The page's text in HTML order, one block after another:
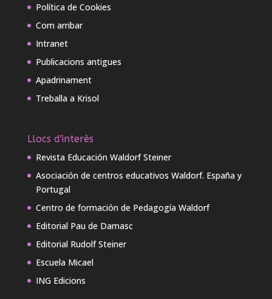
Política de Cookies
Com arribar
Intranet
Publicacions antigues
Apadrinament
Treballa a Krisol
Llocs d'interès
Revista Educación Waldorf Steiner
Asociación de centros educativos Waldorf. España y
Portugal
Centro de formación de Pedagogía Waldorf
Editorial Pau de Damasc
Editorial Rudolf Steiner
Escuela Micael
ING Edicions